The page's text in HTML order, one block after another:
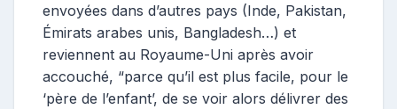
envoyées dans d’autres pays (Inde, Pakistan,
Émirats arabes unis, Bangladesh…) et
reviennent au Royaume-Uni après avoir
accouché, “parce qu’il est plus facile, pour le
‘père de l’enfant’, de se voir alors délivrer des